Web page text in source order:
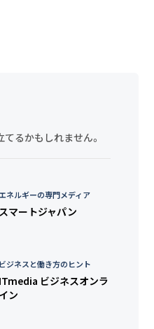
るかもしれません。
ネルギーの専門メディア
スマートジャパン
ビジネスと働き方のヒント
ITmedia ビジネスオンラ
イン